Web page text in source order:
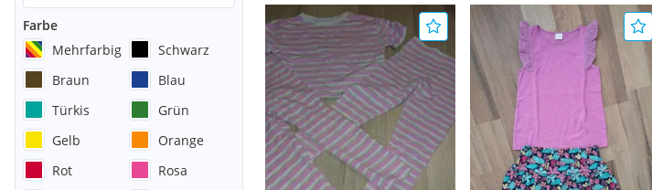
Farbe
Mehrfarbig
Schwarz
Braun
Blau
Türkis
Grün
Gelb
Orange
Rot
Rosa